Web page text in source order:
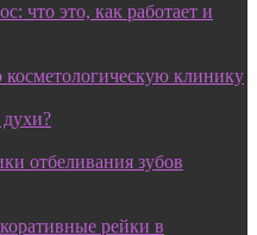
что это, как работает и
клинику
отбеливания зубов
рейки в